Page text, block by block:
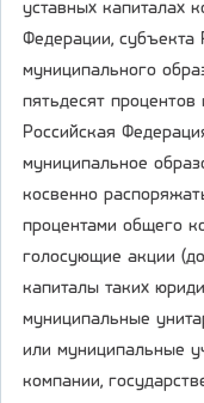
уставных капиталах
Федерации, субъекта
муниципального
пятьдесят
Российская
муниципальное
косвенно
процентами общего
голосующие акции
капиталы таких
муниципальные
или муниципальные
компании,